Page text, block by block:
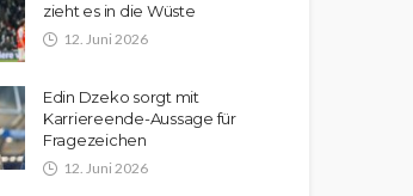
zieht es in die Wüste
12. Juni 2026
Edin Dzeko sorgt mit
Karriereende-Aussage für
Fragezeichen
12. Juni 2026